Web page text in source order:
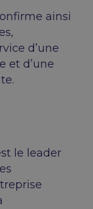
ainsi
d’une
et d’une
le leader